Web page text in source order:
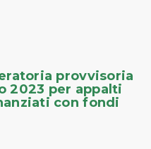
provvisoria
2023 per appalti
con fondi